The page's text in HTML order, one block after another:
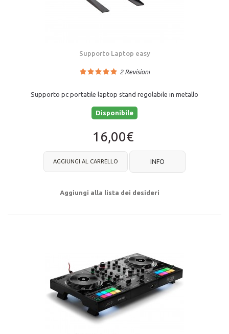
Supporto Laptop easy
2Revisioni
Supporto pc portatile laptop stand regolabile in metallo
Disponibile
16,00€
AGGIUNGI AL CARRELLO INFO
Aggiungi alla lista dei desideri